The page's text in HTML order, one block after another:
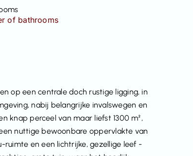
of bathrooms
op een centrale doch rustige ligging, in
nabij belangrijke invalswegen en
knap perceel van maar liefst 1300 m²,
nuttige bewoonbare oppervlakte van
ruimte en een lichtrijke, gezellige leef -